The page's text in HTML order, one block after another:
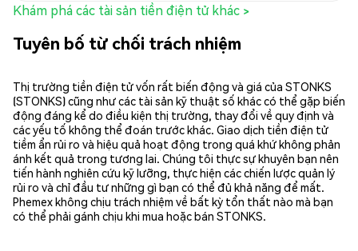
Khám phá các tài sản tiền điện tử khác >
Tuyên bố từ chối trách nhiệm
Thị trường tiền điện tử vốn rất biến động và giá của STONKS
(STONKS) cũng như các tài sản kỹ thuật số khác có thể gặp biến
động đáng kể do điều kiện thị trường, thay đổi về quy định và
các yếu tố không thể đoán trước khác. Giao dịch tiền điện tử
tiềm ẩn rủi ro và hiệu quả hoạt động trong quá khứ không phản
ánh kết quả trong tương lai. Chúng tôi thực sự khuyên bạn nên
tiến hành nghiên cứu kỹ lưỡng, thực hiện các chiến lược quản lý
rủi ro và chỉ đầu tư những gì bạn có thể đủ khả năng để mất.
Phemex không chịu trách nhiệm về bất kỳ tổn thất nào mà bạn
có thể phải gánh chịu khi mua hoặc bán STONKS.